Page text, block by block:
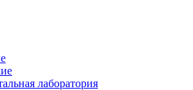
лаборатория